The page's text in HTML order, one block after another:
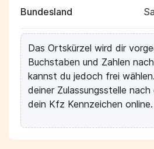
Bundesland
Das Ortskürzel wird dir
Buchstaben und Zahlen
kannst du jedoch frei
deiner Zulassungsstelle
dein Kfz Kennzeichen online.